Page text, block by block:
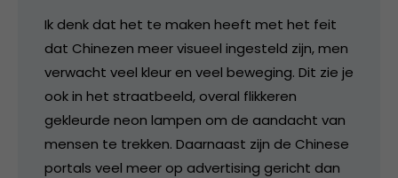
Ik denk dat het te maken heeft met het feit
dat Chinezen meer visueel ingesteld zijn, men
verwacht veel kleur en veel beweging. Dit zie je
ook in het straatbeeld, overal flikkeren
gekleurde neon lampen om de aandacht van
mensen te trekken. Daarnaast zijn de Chinese
portals veel meer op advertising gericht dan